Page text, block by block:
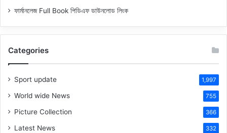
ফার্মানলেজ Full Book পিডিএফ ডাউনলোড লিংক
Categories
Sport update 1,997
World wide News 755
Picture Collection 366
Latest News 332